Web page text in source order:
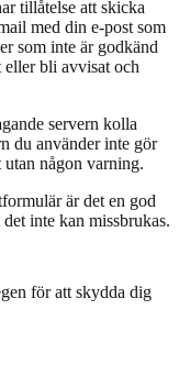
tillåtelse att skicka
med din e-post som
som inte är godkänd
eller bli avvisat och
servern kolla
du använder inte gör
någon varning.
är det en god
inte kan missbrukas.
för att skydda dig